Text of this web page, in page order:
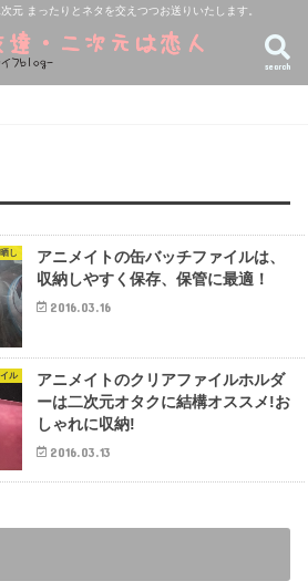
元 まったりとネタを交えつつお送りいたします。
search
し
アニメイトの缶バッチファイルは、
収納しやすく保存、保管に最適！
2016.03.16
ル
アニメイトのクリアファイルホルダ
ーは二次元オタクに結構オススメ!お
しゃれに収納!
2016.03.13